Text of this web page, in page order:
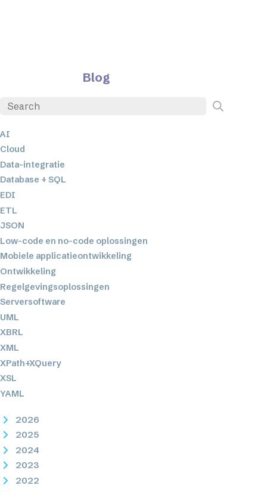
Blog
AI
Cloud
Data-integratie
Database + SQL
EDI
ETL
JSON
Low-code en no-code oplossingen
Mobiele applicatieontwikkeling
Ontwikkeling
Regelgevingsoplossingen
Serversoftware
UML
XBRL
XML
XPath+XQuery
XSL
YAML
2026
2025
2024
2023
2022